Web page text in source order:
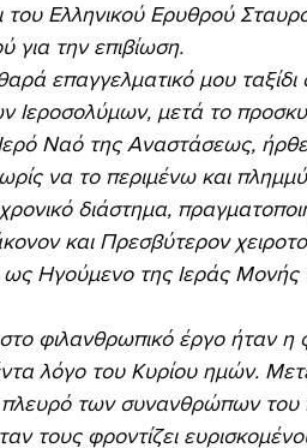
Ελληνικού Ερυθρού
για την επιβίωση.
Ιεροσολύμων, μετά το
Ναό της Αναστάσεως,
να το περιμένω και
διάστημα,
και Πρεσβύτερον
ως Ηγούμενο της Ιεράς Μονής
λόγο του Κυρίου ημών.
πλευρό των συνανθρώπων
τους φροντίζει